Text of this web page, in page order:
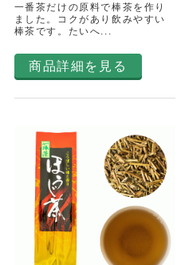
一番茶だけの原料で棒茶を作り
ました。コクがあり飲みやすい
棒茶です。たいへ...
商品詳細を見る